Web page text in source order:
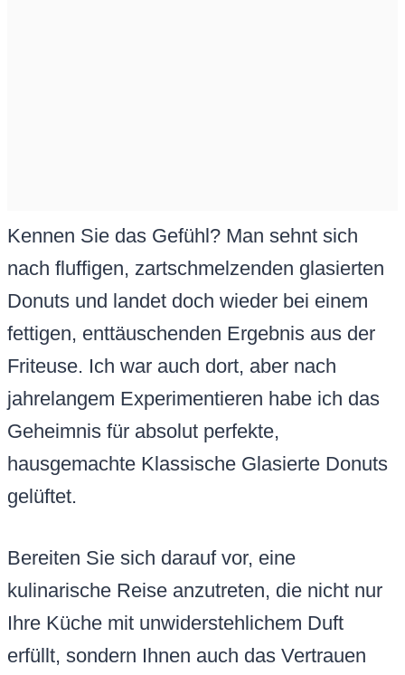
Kennen Sie das Gefühl? Man sehnt sich
nach fluffigen, zartschmelzenden glasierten
Donuts und landet doch wieder bei einem
fettigen, enttäuschenden Ergebnis aus der
Friteuse. Ich war auch dort, aber nach
jahrelangem Experimentieren habe ich das
Geheimnis für absolut perfekte,
hausgemachte Klassische Glasierte Donuts
gelüftet.
Bereiten Sie sich darauf vor, eine
kulinarische Reise anzutreten, die nicht nur
Ihre Küche mit unwiderstehlichem Duft
erfüllt, sondern Ihnen auch das Vertrauen